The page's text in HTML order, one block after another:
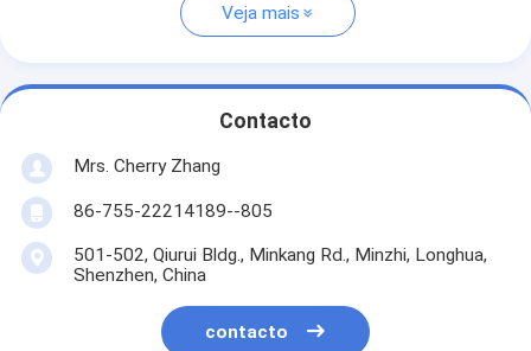
Veja mais
Contacto
Mrs. Cherry Zhang
86-755-22214189--805
501-502, Qiurui Bldg., Minkang Rd., Minzhi, Longhua,
Shenzhen, China
contacto